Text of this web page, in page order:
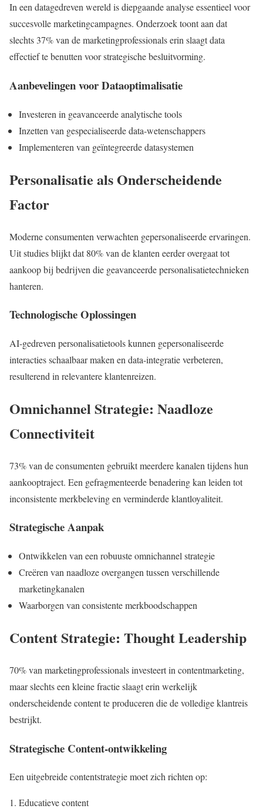
In een datagedreven wereld is diepgaande analyse essentieel voor
succesvolle marketingcampagnes. Onderzoek toont aan dat
slechts 37% van de marketingprofessionals erin slaagt data
effectief te benutten voor strategische besluitvorming.
Aanbevelingen voor Dataoptimalisatie
Investeren in geavanceerde analytische tools
Inzetten van gespecialiseerde data-wetenschappers
Implementeren van geïntegreerde datasystemen
Personalisatie als Onderscheidende
Factor
Moderne consumenten verwachten gepersonaliseerde ervaringen.
Uit studies blijkt dat 80% van de klanten eerder overgaat tot
aankoop bij bedrijven die geavanceerde personalisatietechnieken
hanteren.
Technologische Oplossingen
AI-gedreven personalisatietools kunnen gepersonaliseerde
interacties schaalbaar maken en data-integratie verbeteren,
resulterend in relevantere klantenreizen.
Omnichannel Strategie: Naadloze
Connectiviteit
73% van de consumenten gebruikt meerdere kanalen tijdens hun
aankooptraject. Een gefragmenteerde benadering kan leiden tot
inconsistente merkbeleving en verminderde klantloyaliteit.
Strategische Aanpak
Ontwikkelen van een robuuste omnichannel strategie
Creëren van naadloze overgangen tussen verschillende
marketingkanalen
Waarborgen van consistente merkboodschappen
Content Strategie: Thought Leadership
70% van marketingprofessionals investeert in contentmarketing,
maar slechts een kleine fractie slaagt erin werkelijk
onderscheidende content te produceren die de volledige klantreis
bestrijkt.
Strategische Content-ontwikkeling
Een uitgebreide contentstrategie moet zich richten op:
Educatieve content